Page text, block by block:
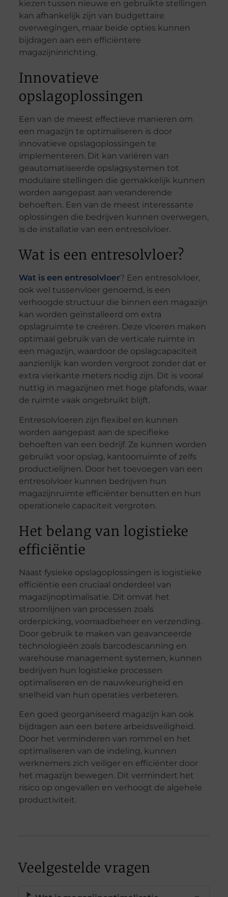
kiezen tussen nieuwe en gebruikte stellingen
kan afhankelijk zijn van budgettaire
overwegingen, maar beide opties kunnen
bijdragen aan een efficiëntere
magazijninrichting.
Innovatieve
opslagoplossingen
Een van de meest effectieve manieren om
een magazijn te optimaliseren is door
innovatieve opslagoplossingen te
implementeren. Dit kan variëren van
geautomatiseerde opslagsystemen tot
modulaire stellingen die gemakkelijk kunnen
worden aangepast aan veranderende
behoeften. Een van de meest interessante
oplossingen die bedrijven kunnen overwegen,
is de installatie van een entresolvloer.
Wat is een entresolvloer?
Wat is een entresolvloer? Een entresolvloer,
ook wel tussenvloer genoemd, is een
verhoogde structuur die binnen een magazijn
kan worden geïnstalleerd om extra
opslagruimte te creëren. Deze vloeren maken
optimaal gebruik van de verticale ruimte in
een magazijn, waardoor de opslagcapaciteit
aanzienlijk kan worden vergroot zonder dat er
extra vierkante meters nodig zijn. Dit is vooral
nuttig in magazijnen met hoge plafonds, waar
de ruimte vaak ongebruikt blijft.
Entresolvloeren zijn flexibel en kunnen
worden aangepast aan de specifieke
behoeften van een bedrijf. Ze kunnen worden
gebruikt voor opslag, kantoorruimte of zelfs
productielijnen. Door het toevoegen van een
entresolvloer kunnen bedrijven hun
magazijnruimte efficiënter benutten en hun
operationele capaciteit vergroten.
Het belang van logistieke
efficiëntie
Naast fysieke opslagoplossingen is logistieke
efficiëntie een cruciaal onderdeel van
magazijnoptimalisatie. Dit omvat het
stroomlijnen van processen zoals
orderpicking, voorraadbeheer en verzending.
Door gebruik te maken van geavanceerde
technologieën zoals barcodescanning en
warehouse management systemen, kunnen
bedrijven hun logistieke processen
optimaliseren en de nauwkeurigheid en
snelheid van hun operaties verbeteren.
Een goed georganiseerd magazijn kan ook
bijdragen aan een betere arbeidsveiligheid.
Door het verminderen van rommel en het
optimaliseren van de indeling, kunnen
werknemers zich veiliger en efficiënter door
het magazijn bewegen. Dit vermindert het
risico op ongevallen en verhoogt de algehele
productiviteit.
Veelgestelde vragen